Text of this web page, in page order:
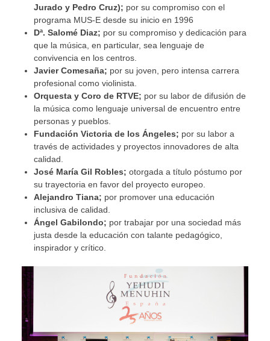
Jurado y Pedro Cruz); por su compromiso con el
programa MUS-E desde su inicio en 1996
Dª. Salomé Diaz; por su compromiso y dedicación para
que la música, en particular, sea lenguaje de
convivencia en los centros.
Javier Comesaña; por su joven, pero intensa carrera
profesional como violinista.
Orquesta y Coro de RTVE; por su labor de difusión de
la música como lenguaje universal de encuentro entre
personas y pueblos.
Fundación Victoria de los Ángeles; por su labor a
través de actividades y proyectos innovadores de alta
calidad.
José María Gil Robles; otorgada a título póstumo por
su trayectoria en favor del proyecto europeo.
Alejandro Tiana; por promover una educación
inclusiva de calidad.
Ángel Gabilondo; por trabajar por una sociedad más
justa desde la educación con talante pedagógico,
inspirador y crítico.